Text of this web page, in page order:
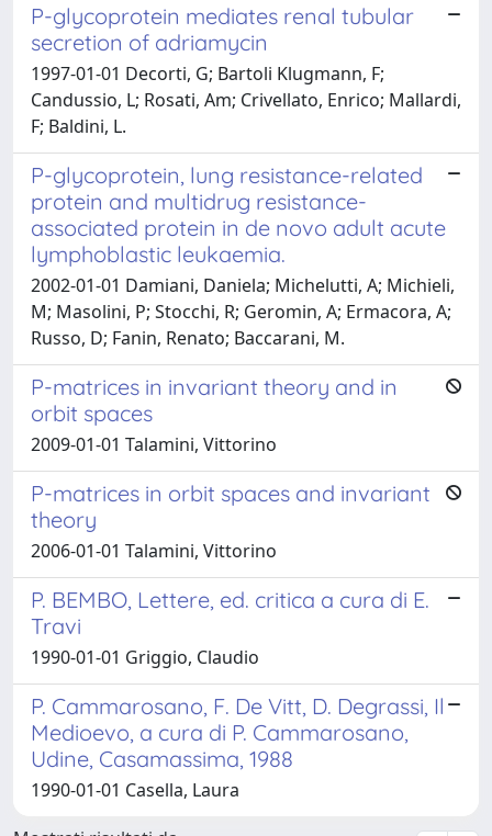
P-glycoprotein mediates renal tubular
secretion of adriamycin
1997-01-01 Decorti, G; Bartoli Klugmann, F;
Candussio, L; Rosati, Am; Crivellato, Enrico; Mallardi,
F; Baldini, L.
P-glycoprotein, lung resistance-related
protein and multidrug resistance-
associated protein in de novo adult acute
lymphoblastic leukaemia.
2002-01-01 Damiani, Daniela; Michelutti, A; Michieli,
M; Masolini, P; Stocchi, R; Geromin, A; Ermacora, A;
Russo, D; Fanin, Renato; Baccarani, M.
P-matrices in invariant theory and in
orbit spaces
2009-01-01 Talamini, Vittorino
P-matrices in orbit spaces and invariant
theory
2006-01-01 Talamini, Vittorino
P. BEMBO, Lettere, ed. critica a cura di E.
Travi
1990-01-01 Griggio, Claudio
P. Cammarosano, F. De Vitt, D. Degrassi, Il
Medioevo, a cura di P. Cammarosano,
Udine, Casamassima, 1988
1990-01-01 Casella, Laura